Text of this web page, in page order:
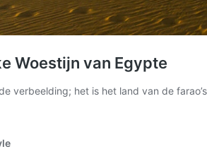
Woestijn van Egypte
verbeelding; het is het land van de